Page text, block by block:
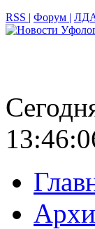
RSS | Форум |